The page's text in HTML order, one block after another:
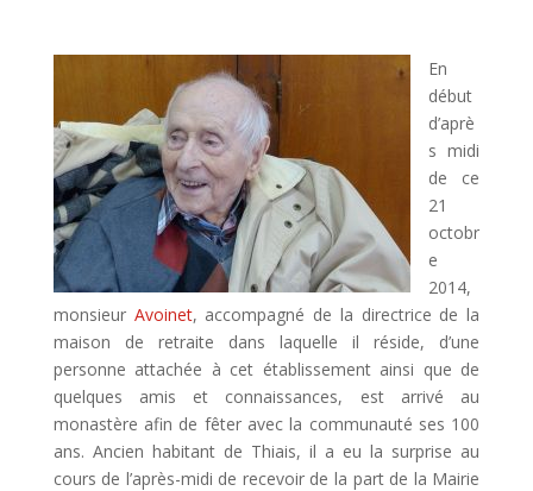
En
début
d’aprè
s midi
de ce
21
octobr
e
2014,
monsieur Avoinet, accompagné de la directrice de la
maison de retraite dans laquelle il réside, d’une
personne attachée à cet établissement ainsi que de
quelques amis et connaissances, est arrivé au
monastère afin de fêter avec la communauté ses 100
ans. Ancien habitant de Thiais, il a eu la surprise au
cours de l’après-midi de recevoir de la part de la Mairie